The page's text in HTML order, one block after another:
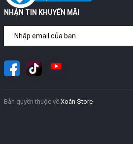
5, Thời lượng pin của iPad Pro
Về thời lượng pin, iPad Pro M2 phiên
Wh (~10.835 mAh). Đánh giá chung, ở
có thể sử dụng liên tục từ 6-7 giờ. Đi
NHẬN TIN KHUYẾN MÃI
Bản quyền thuộc về Xoăn Store